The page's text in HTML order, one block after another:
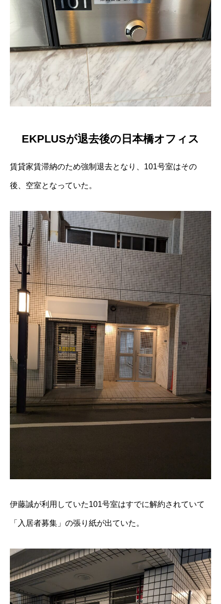
EKPLUSが退去後の日本橋オフィス
賃貸家賃滞納のため強制退去となり、101号室はその
後、空室となっていた。
伊藤誠が利用していた101号室はすでに解約されていて
「入居者募集」の張り紙が出ていた。